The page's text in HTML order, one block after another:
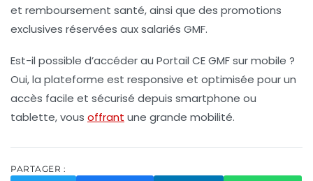
et remboursement santé, ainsi que des promotions
exclusives réservées aux salariés GMF.
Est-il possible d’accéder au Portail CE GMF sur mobile ?
Oui, la plateforme est responsive et optimisée pour un
accès facile et sécurisé depuis smartphone ou
tablette, vous offrant une grande mobilité.
PARTAGER :